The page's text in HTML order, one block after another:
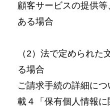
顧客サービスの提供
ある場合
（2）法で定められた
る場合
ご請求手続の詳細に
載４「保有個人情報